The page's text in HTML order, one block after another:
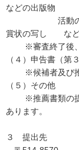
などの出版物
活動の記録
賞状の写し な
※審査終了後、
（４）申告書（
※候補者及び推
（５）その他
※推薦書類の提
あります。
３ 提出先